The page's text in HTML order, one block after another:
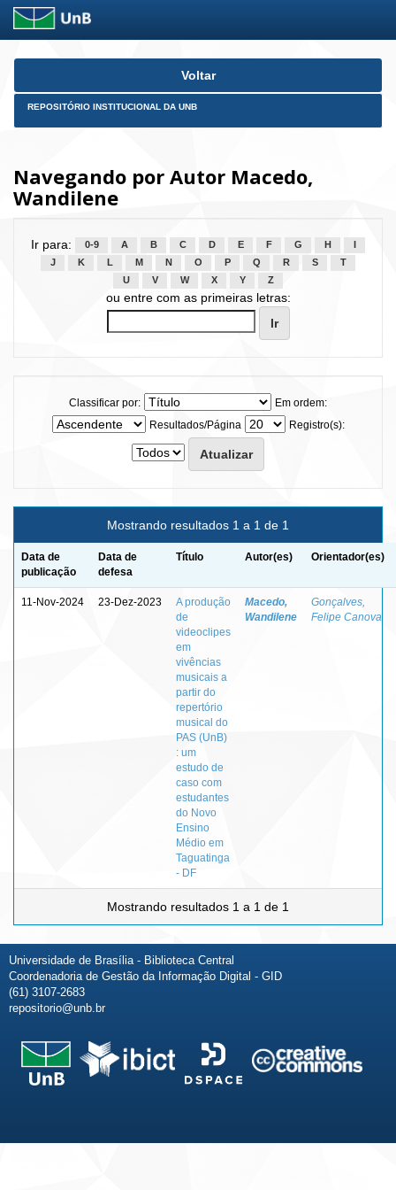
Skip
Voltar
REPOSITÓRIO INSTITUCIONAL DA UNB
Navegando por Autor Macedo,
Wandilene
Ir para: 0-9 A B C D E F G H
J
K L M N O P Q R S
T
U
V W X Y Z
ou entre com as primeiras letras:
Classificar por:
Em ordem:
Resultados/Página
Registro(s):
Mostrando resultados 1 a 1 de 1
Data de
publicação
Data de
defesa
Título Autor(es) Orientador(es)
11-Nov-2024 23-Dez-2023
A produção
de
videoclipes
em
vivências
musicais a
partir do
repertório
musical do
PAS (UnB)
: um
estudo de
caso com
estudantes
do Novo
Ensino
Médio em
Taguatinga
- DF
Macedo,
Wandilene
Gonçalves,
Felipe Canova
Mostrando resultados 1 a 1 de 1
Universidade de Brasília - Biblioteca Central
Coordenadoria de Gestão da Informação Digital - GID
(61) 3107-2683
repositorio@unb.br